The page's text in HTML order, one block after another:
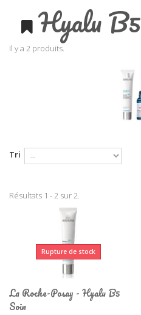
Hyalu B5
Il y a 2 produits.
Tri
Résultats 1 - 2 sur 2.
Rupture de stock
La Roche-Posay - Hyalu B5
Soin